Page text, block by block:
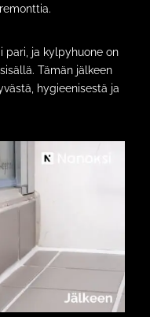
pari, ja kylpyhuone on
Tämän jälkeen
hygieenisestä ja